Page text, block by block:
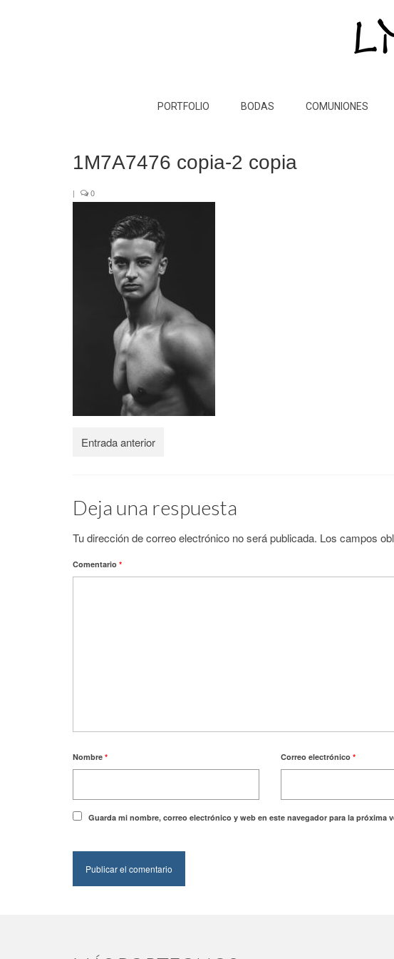
PORTFOLIO BODAS COMUNIONES
1M7A7476 copia-2 copia
| 0
Entrada anterior
Deja una respuesta
Tu dirección de correo electrónico no será publicada. Los campos
Comentario *
Nombre * Correo electrónico*
Guarda mi nombre, correo electrónico y web en este navegador para la próxima